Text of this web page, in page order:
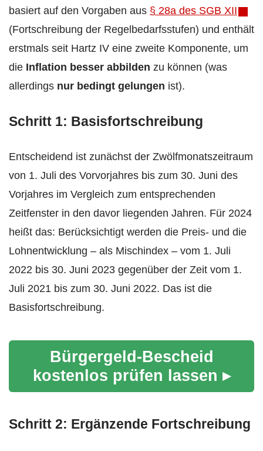
basiert auf den Vorgaben aus § 28a des SGB XII
(Fortschreibung der Regelbedarfsstufen) und enthält
erstmals seit Hartz IV eine zweite Komponente, um
die Inflation besser abbilden zu können (was
allerdings nur bedingt gelungen ist).
Schritt 1: Basisfortschreibung
Entscheidend ist zunächst der Zwölfmonatszeitraum
von 1. Juli des Vorvorjahres bis zum 30. Juni des
Vorjahres im Vergleich zum entsprechenden
Zeitfenster in den davor liegenden Jahren. Für 2024
heißt das: Berücksichtigt werden die Preis- und die
Lohnentwicklung – als Mischindex – vom 1. Juli
2022 bis 30. Juni 2023 gegenüber der Zeit vom 1.
Juli 2021 bis zum 30. Juni 2022. Das ist die
Basisfortschreibung.
Bürgergeld-Bescheid
kostenlos prüfen lassen ▸
Schritt 2: Ergänzende Fortschreibung